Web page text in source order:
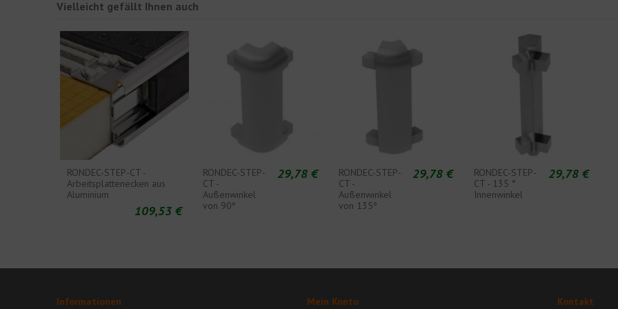
Vielleicht gefällt Ihnen auch
RONDEC-STEP-CT -
Arbeitsplattenecken aus
Aluminium
109,53 €
RONDEC-STEP-
CT -
Außenwinkel
von 90º
29,78 €
RONDEC-STEP-
CT -
Außenwinkel
von 135º
29,78 €
RONDEC-STEP-
CT - 135 °
Innenwinkel
29,78 €
Informationen Mein Konto Kontakt